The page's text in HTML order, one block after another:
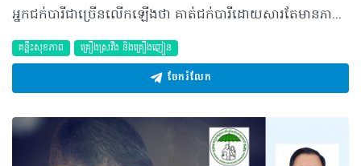
អ្នកជក់បារីជាច្រើនលើកឡើងថា គាត់ជក់បារីដោយសារតែមានភាពតានតឹងជាងអ្នកដែលមិនជក់បារី។ ជាក់ស្តែង មនុស្សជាច្រើនបានជ្រើសរើសការជក់បារីដើម្បីបន្ធូរអារម្មណ៍ រៀងរាល់ពេលមានបញ្ហាណាមួយ រហូតដល់ការជក់ក្លាយទៅជាទម្លាប់ដែលពិបាកនឹងបញ្ឈប់។ដូចនេះ ដើម្បីអាចជំរុញឲ្យការឈប់ជក់បារីប្រព្រឹត្តិទៅបាន អ្នកមិនត្រូវមើលរំលងអំពីការស្វែងយល់លើមូលហេតុពិតប្រាកដនៃភាពតានតឹងនោះទេ ព្រោះក្រោយពេលដឹងច្បាស់ពីមូលហេតុនៃភាពតានតឹង អ្នកក៏នឹងអាចដោះស្រាយវាបានដោយមិនចាំបាច់យកបារីជាលេសក្នុងការបន្ធូរអារម្មណ៍ទៀតដែរ។ ខាងក្រោមនេះ ជាមូលហេតុដែលជាទូទៅធ្វើឲ្យមនុស្សមានអារម្មណ៍តានតឹង។អ្នកក៏អាចសាកល្បងគិតឡើងវិញ ថាតើភាពតានតឹងរបស់អ្នកបណ្តាលមកពីមូលហេតុមួយណាផងដែរ។ ១ បញ្ហាទំនាក់ទំនង • ការទាស់ទែងក្នុងគ្រួសារ ឬអ្នកធ្វើការជាមួយគ្នា • ទុក្ខព្រួយក្នុងគ្រួសារ។ ២ បញ្ហាផ្ទាល់ខ្លួន • មានបញ្ហាសុខភាពមិនល្អ • មានបញ្ហាលុយកាក់ • បាត់បង់មោទនភាព • ទុក្ខព្រួយក្នុងគ្រួសារ (សមាជិកក្នុងគ្រួសារមានគ្រោះថ្នាក់ ឬស្លាប់)។ ៣ បញ្ហាការងារ • តម្រូវការការងារខ្ពស់ពេក • មិនអាចត្រួតត្រាលើការងារបាន • លក្ខខណ្ឌការងារមិនល្អ • ធុញថប់នឹងការងារ។ ៤ ការផ្លាស់ប្តូរ • មានការផ្លាស់ប្តូរអាជីព ផ្ទះ សាលារៀន • ពេលចូលនិវត្តន៍ • ការឈ្លោះប្រកែកគ្នាជាប្រចាំ។ ៥ បរិយាកាសជុំវិញ • ធាតុអាកាសមិនល្អ • មានការរំខានផ្សេងៗពីការរស់នៅ។ ក្រោយពីស្វែងយល់ពីមូលហេតុដែលបណ្តាលឲ្យអ្នកស្អិតទ្រូងហើយនោះ ដល់ពេលដែលអ្នកចាប់ផ្តើមស្វែងរកវិធីសាស្ត្រស្រាយចំណងតានតឹងរបស់អ្នកហើយ។ ខាងក្រោមនេះ ជាវិធីសាស្រ្តដែលអ្នកអាចជ្រើសរើសទៅសាកល្បងបាន៖ 1. យល់ដឹងអំពីភាពតានតឹង៖ មូលហេតុ ស្ថានភាព 2. បង្កើនចំណងទំនាក់ទំនង៖ បង្កើត និងពង្រឹងទំនាក់ទំនងក្នុងគ្រួសារឲ្យបានរឹងមាំ 3. ចែករំលែកភាពសប្បាយ និងទុក្ខព្រួយជាមួយមិត្តភក្តិជិតស្និទ្ធ និងនឹកគិតរឿងសប្បាយៗក្នុងជីវិតឲ្យបានច្រើនៗ 4. រៀនបន្ធូរបន្ថយអារម្មណ៍ដោយ ដកដង្ហើមវែងៗងូតទឹកក្តៅឧណ្ហៗ និងធ្វើសរសៃដងខ្លួន កម្សាន្តជាមួយបទភ្លេង និងបទចម្រៀង សប្បាយនឹងភាពស្ងប់ស្ងាត់នៃធម្មជាតិ។ បកស្រាយដោយ ៖ វេជ្ជបណ្ឌិត ឡាក់ ឡេង នាយករងនៃមជ្ឈមណ្ឌលជាតិលើកកំពស់សុខភាព ©2018 រក្សាសិទ្ធិគ្រប់យ៉ាង​ដោយ Healthtime Corporation ចំពោះគ្រប់អត្ថបទដោយគ្មានផ្នែកណាមួយត្រូវបោះពុម្ពផ្សាយចូល ប្រព័ន្ធអ៊ីនធឺណែតឧបករណ៍អេឡិចត្រូនិកអាត់ជាសំឡេងឬថតចំលងគ្រប់រូបភាពដោយគ្មានការអនុញ្ញាតឡើយ
គន្លឹះសុខភាព គ្រឿងស្រវឹង​ និងគ្រឿងញៀន
ចែករំលែក